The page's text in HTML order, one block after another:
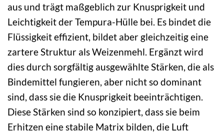
aus und trägt maßgeblich zur Knusprigkeit und
Leichtigkeit der Tempura-Hülle bei. Es bindet die
Flüssigkeit effizient, bildet aber gleichzeitig eine
zartere Struktur als Weizenmehl. Ergänzt wird
dies durch sorgfältig ausgewählte Stärken, die als
Bindemittel fungieren, aber nicht so dominant
sind, dass sie die Knusprigkeit beeinträchtigen.
Diese Stärken sind so konzipiert, dass sie beim
Erhitzen eine stabile Matrix bilden, die Luft